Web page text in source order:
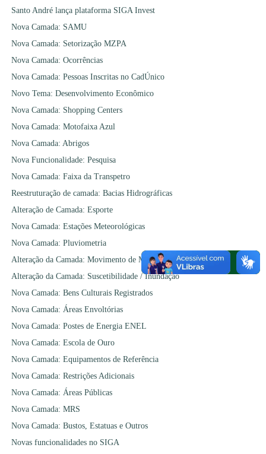
Santo André lança plataforma SIGA Invest
Nova Camada: SAMU
Nova Camada: Setorização MZPA
Nova Camada: Ocorrências
Nova Camada: Pessoas Inscritas no CadÚnico
Novo Tema: Desenvolvimento Econômico
Nova Camada: Shopping Centers
Nova Camada: Motofaixa Azul
Nova Camada: Abrigos
Nova Funcionalidade: Pesquisa
Nova Camada: Faixa da Transpetro
Reestruturação de camada: Bacias Hidrográficas
Alteração de Camada: Esporte
Nova Camada: Estações Meteorológicas
Nova Camada: Pluviometria
Alteração da Camada: Movimento de Massa
Alteração da Camada: Suscetibilidade / Inundação
Nova Camada: Bens Culturais Registrados
Nova Camada: Áreas Envoltórias
Nova Camada: Postes de Energia ENEL
Nova Camada: Escola de Ouro
Nova Camada: Equipamentos de Referência
Nova Camada: Restrições Adicionais
Nova Camada: Áreas Públicas
Nova Camada: MRS
Nova Camada: Bustos, Estatuas e Outros
Novas funcionalidades no SIGA